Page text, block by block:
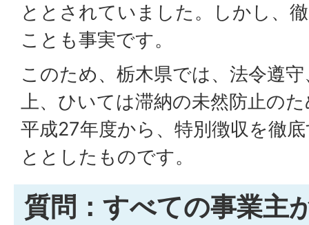
ととされていました。しかし、
ことも事実です。
このため、栃木県では、法令遵
上、ひいては滞納の未然防止の
平成27年度から、特別徴収を徹
ととしたものです。
質問：すべての事業主